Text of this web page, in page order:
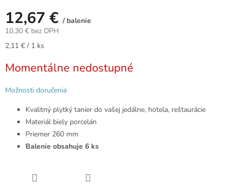
12,67 € / balenie
10,30 € bez DPH
Jednotková
2,11 € / 1 ks
Momentálne nedostupné
Možnosti doručenia
Kvalitný plytký tanier do vašej jedálne, hotela, reštaurácie
Materiál biely porcelán
Priemer 260 mm
Balenie obsahuje 6 ks